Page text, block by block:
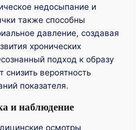
недосыпание и
также способны
давление, создавая
хронических
подход к образу
снизить вероятность
показателя.
и наблюдение
осмотры